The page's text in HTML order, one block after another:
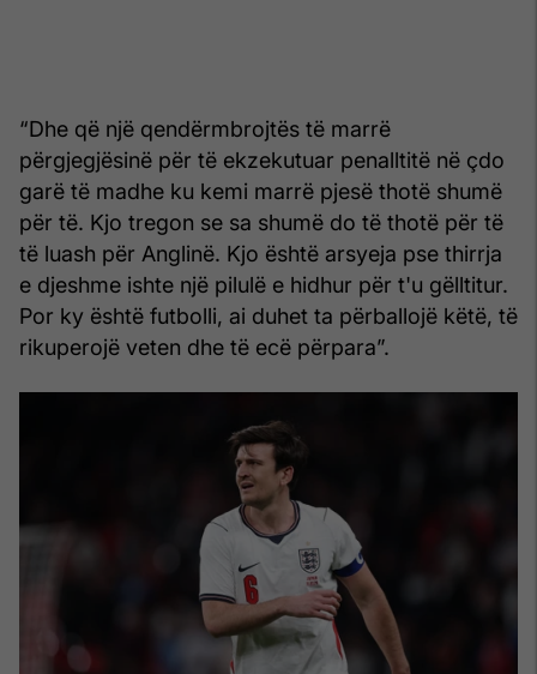
“Dhe që një qendërmbrojtës të marrë
përgjegjësinë për të ekzekutuar penalltitë në çdo
garë të madhe ku kemi marrë pjesë thotë shumë
për të. Kjo tregon se sa shumë do të thotë për të
të luash për Anglinë. Kjo është arsyeja pse thirrja
e djeshme ishte një pilulë e hidhur për t'u gëlltitur.
Por ky është futbolli, ai duhet ta përballojë këtë, të
rikuperojë veten dhe të ecë përpara”.